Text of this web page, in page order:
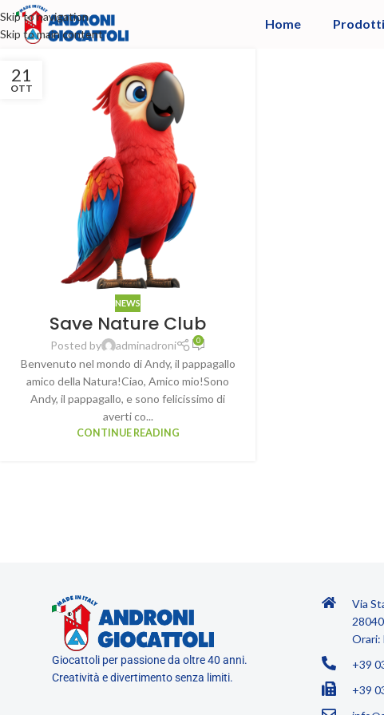
Skip to navigation
Skip to main content
Home Prodotti
21
OTT
NEWS
Save Nature Club
Posted by adminadroni 0
Benvenuto nel mondo di Andy, il pappagallo
amico della Natura!Ciao, Amico mio!Sono
Andy, il pappagallo, e sono felicissimo di
averti co...
CONTINUE READING
Giocattoli per passione da oltre 40 anni.
Creatività e divertimento senza limiti.
Via
Orari:
+39
+39